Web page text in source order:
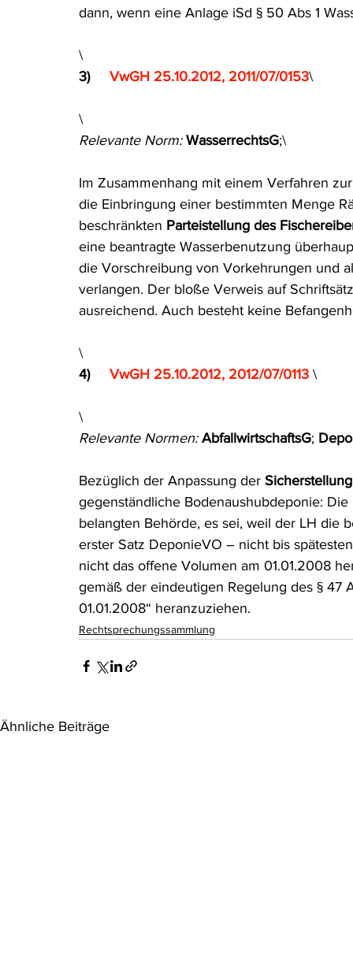
dann, wenn eine Anlage iSd § 50 Abs 1
\
3) VwGH 25.10.2012, 2011/07/0153\
\
Relevante Norm: WasserrechtsG;\
Im Zusammenhang mit einem Verfahren
die Einbringung einer bestimmten Menge
beschränkten Parteistellung des
eine beantragte Wasserbenutzung
die Vorschreibung von Vorkehrungen und
verlangen. Der bloße Verweis auf
ausreichend. Auch besteht keine
\
4) VwGH 25.10.2012, 2012/07/0113 \
\
Relevante Normen: AbfallwirtschaftsG;
Bezüglich der Anpassung der
gegenständliche Bodenaushubdeponie:
belangten Behörde, es sei, weil der LH die
erster Satz DeponieVO – nicht bis
nicht das offene Volumen am 01.01.2008
gemäß der eindeutigen Regelung des § 47
01.01.2008“ heranzuziehen.
Rechtsprechungssammlung
Ähnliche Beiträge